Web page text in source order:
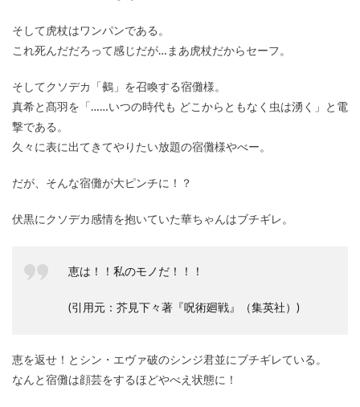
そして虎杖はワンパンである。
これ死んだだろって感じだが…まあ虎杖だからセーフ。
そしてクソデカ「鵺」を召喚する宿儺様。
真希と髙羽を「……いつの時代も どこからともなく虫は湧く」と電
撃である。
久々に表に出てきてやりたい放題の宿儺様やべー。
だが、そんな宿儺が大ピンチに！？
伏黒にクソデカ感情を抱いていた華ちゃんはブチギレ。
恵は！！私のモノだ！！！
(引用元：芥見下々著『呪術廻戦』（集英社）)
恵を返せ！とシン・エヴァ破のシンジ君並にブチギレている。
なんと宿儺は顔芸をするほどやべえ状態に！